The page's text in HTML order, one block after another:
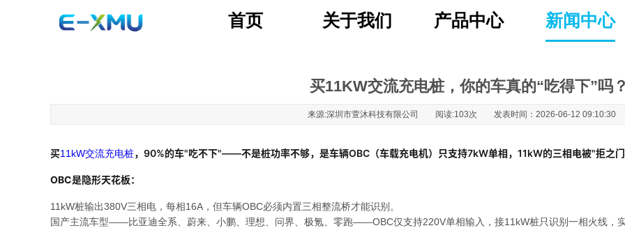
首页 关于我们 产品中心 新闻中心
买11KW交流充电桩，你的车真的“吃得下”吗？
来源:深圳市萱沐科技有限公司 阅读:103次 发表时间：2026-06-12 09:10:30
买11kW交流充电桩，90%的车"吃不下"——不是桩功率不够，是车辆OBC（车载充电机）只支持7kW单相，11kW的三相电被"拒之门
OBC是隐形天花板：
11kW桩输出380V三相电，每相16A，但车辆OBC必须内置三相整流桥才能识别。
国产主流车型——比亚迪全系、蔚来、小鹏、理想、问界、极氪、零跑——OBC仅支持220V单相输入，接11kW桩只识别一相火线，